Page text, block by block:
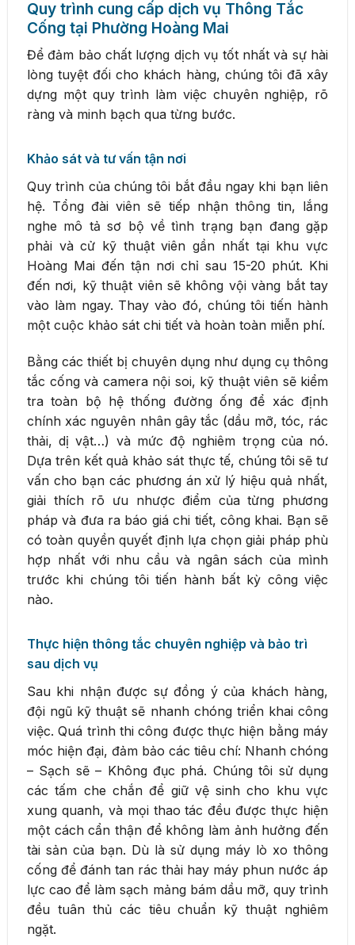
Quy trình cung cấp dịch vụ Thông Tắc
Cống tại Phường Hoàng Mai
Để đảm bảo chất lượng dịch vụ tốt nhất và sự hài
lòng tuyệt đối cho khách hàng, chúng tôi đã xây
dựng một quy trình làm việc chuyên nghiệp, rõ
ràng và minh bạch qua từng bước.
Khảo sát và tư vấn tận nơi
Quy trình của chúng tôi bắt đầu ngay khi bạn liên
hệ. Tổng đài viên sẽ tiếp nhận thông tin, lắng
nghe mô tả sơ bộ về tình trạng bạn đang gặp
phải và cử kỹ thuật viên gần nhất tại khu vực
Hoàng Mai đến tận nơi chỉ sau 15-20 phút. Khi
đến nơi, kỹ thuật viên sẽ không vội vàng bắt tay
vào làm ngay. Thay vào đó, chúng tôi tiến hành
một cuộc khảo sát chi tiết và hoàn toàn miễn phí.
Bằng các thiết bị chuyên dụng như dụng cụ thông
tắc cống và camera nội soi, kỹ thuật viên sẽ kiểm
tra toàn bộ hệ thống đường ống để xác định
chính xác nguyên nhân gây tắc (dầu mỡ, tóc, rác
thải, dị vật…) và mức độ nghiêm trọng của nó.
Dựa trên kết quả khảo sát thực tế, chúng tôi sẽ tư
vấn cho bạn các phương án xử lý hiệu quả nhất,
giải thích rõ ưu nhược điểm của từng phương
pháp và đưa ra báo giá chi tiết, công khai. Bạn sẽ
có toàn quyền quyết định lựa chọn giải pháp phù
hợp nhất với nhu cầu và ngân sách của mình
trước khi chúng tôi tiến hành bất kỳ công việc
nào.
Thực hiện thông tắc chuyên nghiệp và bảo trì
sau dịch vụ
Sau khi nhận được sự đồng ý của khách hàng,
đội ngũ kỹ thuật sẽ nhanh chóng triển khai công
việc. Quá trình thi công được thực hiện bằng máy
móc hiện đại, đảm bảo các tiêu chí: Nhanh chóng
– Sạch sẽ – Không đục phá. Chúng tôi sử dụng
các tấm che chắn để giữ vệ sinh cho khu vực
xung quanh, và mọi thao tác đều được thực hiện
một cách cẩn thận để không làm ảnh hưởng đến
tài sản của bạn. Dù là sử dụng máy lò xo thông
cống để đánh tan rác thải hay máy phun nước áp
lực cao để làm sạch mảng bám dầu mỡ, quy trình
đều tuân thủ các tiêu chuẩn kỹ thuật nghiêm
ngặt.